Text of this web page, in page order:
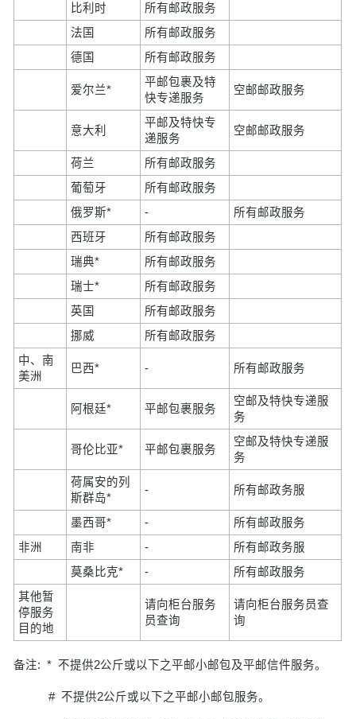
比利时
所有邮政服务
法国
所有邮政服务
德国
所有邮政服务
爱尔兰*
平邮包裹及特
快专递服务
空邮邮政服务
意大利
平邮及特快专
递服务
空邮邮政服务
荷兰
所有邮政服务
葡萄牙
所有邮政服务
俄罗斯*
-
所有邮政服务
西班牙
所有邮政服务
瑞典*
所有邮政服务
瑞士*
所有邮政服务
英国
所有邮政服务
挪威
所有邮政服务
中、南
美洲
巴西* - 所有邮政服务
阿根廷* 平邮包裹服务
空邮及特快专递服
务
哥伦比亚* 平邮包裹服务
空邮及特快专递服
务
荷属安的列
斯群岛*
- 所有邮政务服
墨西哥* -
所有邮政服务
非洲
南非 -
所有邮政务服
莫桑比克*
-
所有邮政服务
其他暂
停服务
目的地
请向柜台服务
员查询
请向柜台服务员查
询
备注: * 不提供2公斤或以下之平邮小邮包及平邮信件服务。
# 不提供2公斤或以下之平邮小邮包服务。